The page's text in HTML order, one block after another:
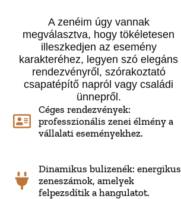
A zenéim úgy vannak
megválasztva, hogy tökéletesen
illeszkedjen az esemény
karakteréhez, legyen szó elegáns
rendezvényről, szórakoztató
csapatépítő napról vagy családi
ünnepről.
Céges rendezvények:
professzionális zenei élmény a
vállalati eseményekhez.
Dinamikus bulizenék: energikus
zeneszámok, amelyek
felpezsdítik a hangulatot.